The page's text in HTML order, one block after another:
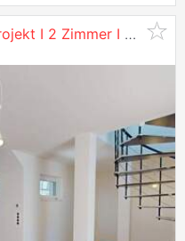
Gartenwohnung im Neubauprojekt I 2 Zimmer I Ruhelage